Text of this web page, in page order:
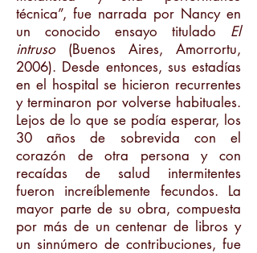
técnica”, fue narrada por Nancy en
un conocido ensayo titulado El
intruso (Buenos Aires, Amorrortu,
2006). Desde entonces, sus estadías
en el hospital se hicieron recurrentes
y terminaron por volverse habituales.
Lejos de lo que se podía esperar, los
30 años de sobrevida con el
corazón de otra persona y con
recaídas de salud intermitentes
fueron increíblemente fecundos. La
mayor parte de su obra, compuesta
por más de un centenar de libros y
un sinnúmero de contribuciones, fue